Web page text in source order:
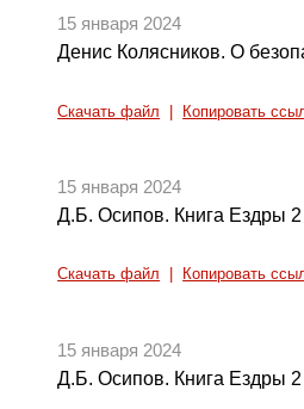
15 января 2024
Денис Колясников. О
Скачать файл Копировать
15 января 2024
Д.Б. Осипов. Книга Ездры 2
Скачать файл Копировать
15 января 2024
Д.Б. Осипов. Книга Ездры 2